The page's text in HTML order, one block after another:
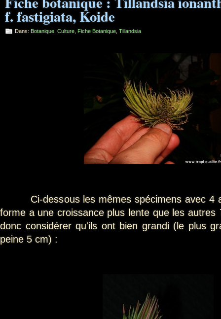
f. fastigiata, Koide
Dans: Botanique Culture Fiche Botanique Tillandsia
Ci-dessous les mêmes spécimens avec 4
forme a une croissance plus lente que les autres
donc considérer qu'ils ont bien grandi (le plus
peine 5 cm) :